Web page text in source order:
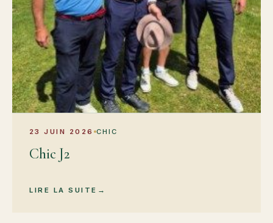
23 JUIN 2026 CHIC
Chic J2
LIRE LA SUITE